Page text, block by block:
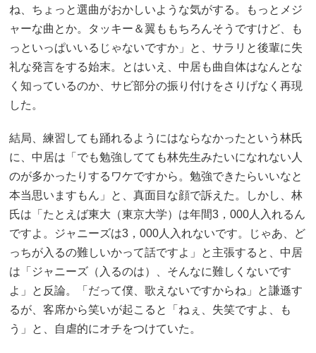
ね、ちょっと選曲がおかしいような気がする。もっとメジ
ャーな曲とか。タッキー＆翼ももちろんそうですけど、も
っといっぱいいるじゃないですか」と、サラリと後輩に失
礼な発言をする始末。とはいえ、中居も曲自体はなんとな
く知っているのか、サビ部分の振り付けをさりげなく再現
した。
結局、練習しても踊れるようにはならなかったという林氏
に、中居は「でも勉強してても林先生みたいになれない人
のが多かったりするワケですから。勉強できたらいいなと
本当思いますもん」と、真面目な顔で訴えた。しかし、林
氏は「たとえば東大（東京大学）は年間3，000人入れるん
ですよ。ジャニーズは3，000人入れないです。じゃあ、ど
っちが入るの難しいかって話ですよ」と主張すると、中居
は「ジャニーズ（入るのは）、そんなに難しくないです
よ」と反論。「だって僕、歌えないですからね」と謙遜す
るが、客席から笑いが起こると「ねぇ、失笑ですよ、も
う」と、自虐的にオチをつけていた。